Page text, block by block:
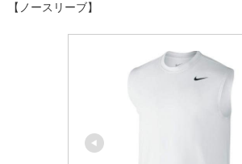
【ノースリーブ】